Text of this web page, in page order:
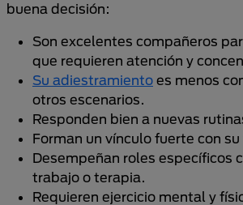
buena decisión:
Son excelentes compañeros
que requieren atención y
Su adiestramiento es menos
otros escenarios.
Responden bien a nuevas
Forman un vínculo fuerte con
Desempeñan roles específicos
trabajo o terapia.
Requieren ejercicio mental y